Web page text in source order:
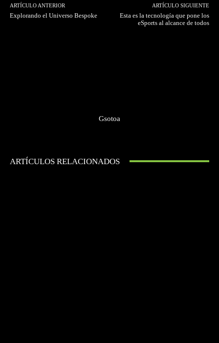
ARTÍCULO ANTERIOR
Explorando el Universo Bespoke
ARTÍCULO SIGUIENTE
Esta es la tecnología que pone los
eSports al alcance de todos
Gsotoa
ARTÍCULOS RELACIONADOS